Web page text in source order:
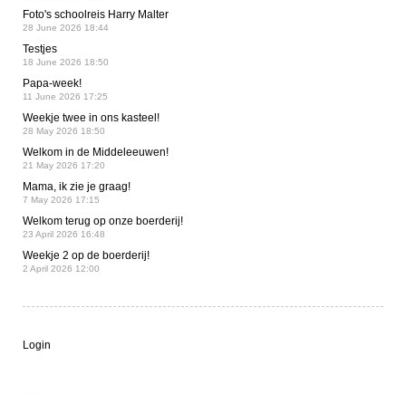
Foto's schoolreis Harry Malter
28 June 2026 18:44
Testjes
18 June 2026 18:50
Papa-week!
11 June 2026 17:25
Weekje twee in ons kasteel!
28 May 2026 18:50
Welkom in de Middeleeuwen!
21 May 2026 17:20
Mama, ik zie je graag!
7 May 2026 17:15
Welkom terug op onze boerderij!
23 April 2026 16:48
Weekje 2 op de boerderij!
2 April 2026 12:00
Login